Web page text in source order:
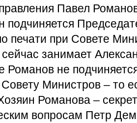
Павел
подчиняется
печати при Совете
занимает
Романов не
Министров – то
Романова –
вопросам Петр